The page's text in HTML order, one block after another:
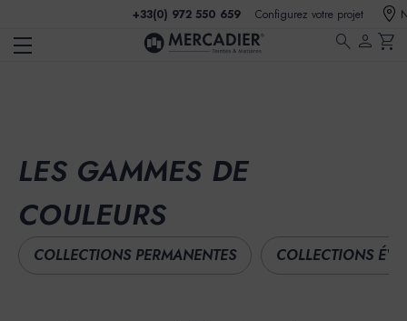
+33(0) 972 550 659 Configurez votre projet
search person shopping_cart
LES GAMMES DE
COULEURS
COLLECTIONS PERMANENTES COLLECTIONS